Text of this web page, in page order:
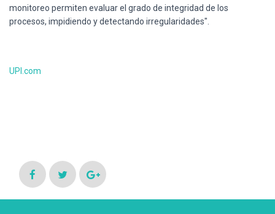
monitoreo permiten evaluarel grado de integridad de los
procesos, impidiendo ydetectando irregularidades".
UPI.com